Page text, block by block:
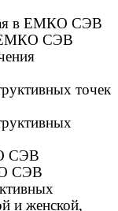
в ЕМКО СЭВ
ЕМКО СЭВ
точек
СЭВ
СЭВ
и женской,